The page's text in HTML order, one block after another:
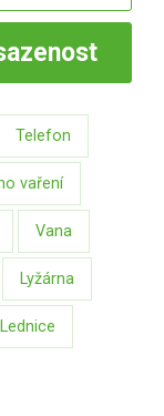
Telefon
vaření
Vana
Lyžárna
Lednice